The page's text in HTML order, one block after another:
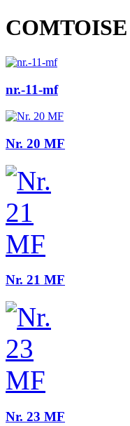
nr.-11-mf
Nr. 20 MF
Nr. 21 MF
Nr. 23 MF